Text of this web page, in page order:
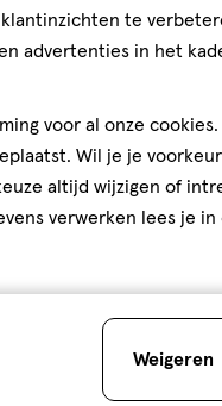
bij
Zóóóveel
te
advertenties in het
voor al onze cookies.
Wil je je
altijd wijzigen of
verwerken lees je in
Weigeren